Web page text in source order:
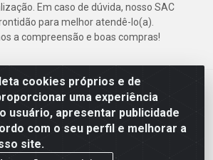
cookies próprios e de
uma experiência
usuário, apresentar publicidade
com o seu perfil e melhorar a
site.
Em caso de dúvida, nosso SAC
para melhor atendê-lo(a).
a compreensão e boas compras!
Marechal Mascarenhas de Morais, 2471 -
- CEP 51.150-001 - CNPJ 24.150.377/0003-
57